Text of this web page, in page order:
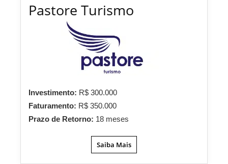
Pastore Turismo
Investimento: R$ 300.000
Faturamento: R$ 350.000
Prazo de Retorno: 18 meses
Saiba Mais